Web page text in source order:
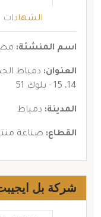
الشهادات
اسم المنشئة:
العنوان:
14، 15 - بلوك 51
المدينة: دمياط
القطاع: صناعة
شركة بل